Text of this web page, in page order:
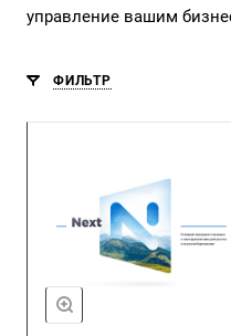
управление вашим
ФИЛЬТР